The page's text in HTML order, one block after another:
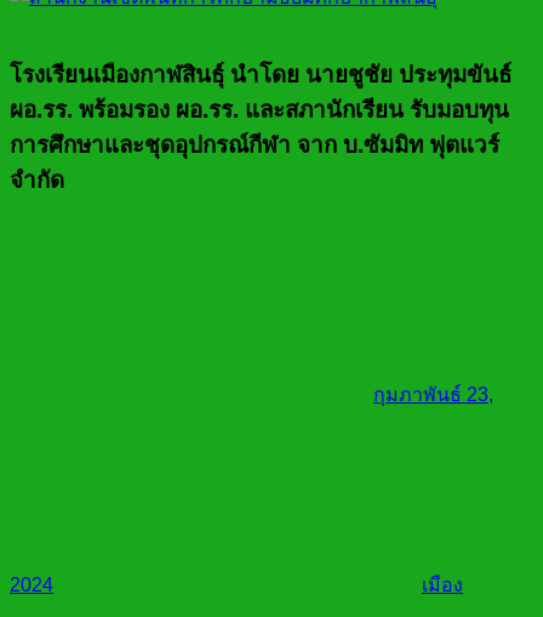
โรงเรียนเมืองกาฬสินธุ์ นำโดย นายชูชัย ประทุมขันธ์
ผอ.รร. พร้อมรอง ผอ.รร. และสภานักเรียน รับมอบทุน
การศึกษาและชุดอุปกรณ์กีฬา จาก บ.ซัมมิท ฟุตแวร์
จำกัด
กุมภาพันธ์ 23,
2024 เมือง